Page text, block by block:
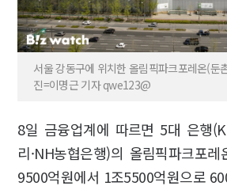
서울 강동구에 위치한 올림픽파크포레온(둔
진=이명근 기자 qwe123@
8일 금융업계에 따르면 5대 은행
리·NH농협은행)의 올림픽파크포
9500억원에서 1조5500억원으로